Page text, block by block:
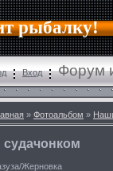
рыбалку!
Вход Форум
» Фотоальбом »
судачонком
Жерновка